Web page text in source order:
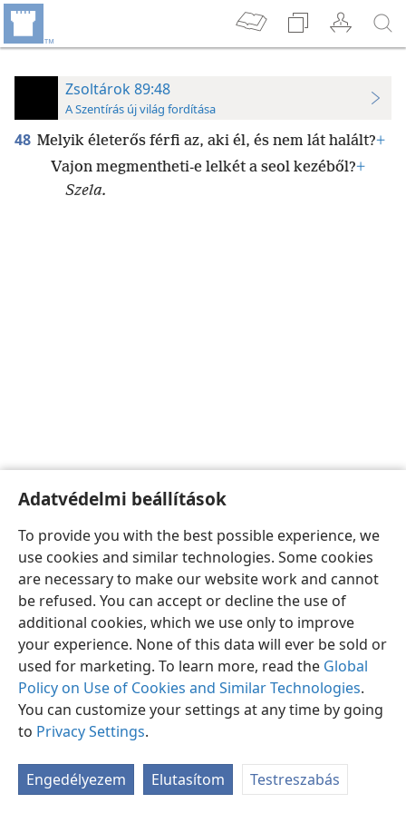
Adatvédelmi beállítások
To provide you with the best possible experience, we
use cookies and similar technologies. Some cookies
are necessary to make our website work and cannot
be refused. You can accept or decline the use of
additional cookies, which we use only to improve
your experience. None of this data will ever be sold or
used for marketing. To learn more, read the Global
Policy on Use of Cookies and Similar Technologies.
You can customize your settings at any time by going
to Privacy Settings.
Engedélyezem Elutasítom Testreszabás
Zsoltárok 89:48
A Szentírás új világ fordítása
48 Melyik életerős férfi az, aki él, és nem lát halált?+
Vajon megmentheti-e lelkét a seol kezéből?+
Szela.
Magyar Beállítások
Copyright© 2026 Watch Tower Bible and Tract Society of Pennsylvania
Bizalmas információra vonatkozó szabályok
Adatvédelmi beállítások
JW.ORG Bejelentkezés